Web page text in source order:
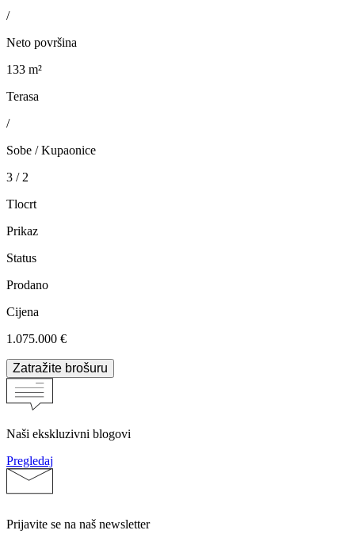
/
Neto površina
133 m²
Terasa
/
Sobe / Kupaonice
3 / 2
Tlocrt
Prikaz
Status
Prodano
Cijena
1.075.000 €
Zatražite brošuru
Naši ekskluzivni blogovi
Pregledaj
Prijavite se na naš newsletter